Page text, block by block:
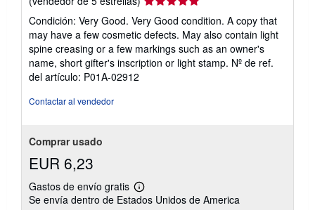
vendedor:
5
de
5
Condición: Very Good. Very Good condition. A copy that
may have a few cosmetic defects. May also contain light
spine creasing or a few markings such as an owner's
name, short gifter's inscription or light stamp. Nº de ref.
del artículo: P01A-02912
Contactar al vendedor
Comprar usado
EUR 6,23
Gastos de envío gratis
Más
información
Se envía dentro de Estados Unidos de America